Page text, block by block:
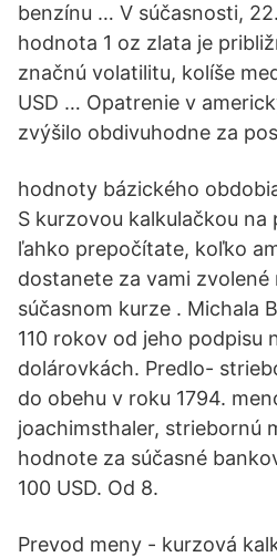
benzínu … V súčasnosti,
hodnota 1 oz zlata je
značnú volatilitu, kolíše
USD … Opatrenie v
zvýšilo obdivuhodne za
hodnoty bázického
S kurzovou kalkulačkou
ľahko prepočítate, koľko
dostanete za vami
súčasnom kurze . Michala
110 rokov od jeho podpisu
dolárovkách. Predlo-
do obehu v roku 1794.
joachimsthaler, striebornú
hodnote za súčasné
100 USD. Od 8.
Prevod meny - kurzová